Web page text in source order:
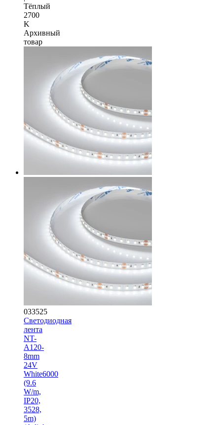
Тёплый
2700
K
Архивный
товар
033525
Светодиодная
лента
NT-
A120-
8mm
24V
White6000
(9.6
W/m,
IP20,
3528,
5m)